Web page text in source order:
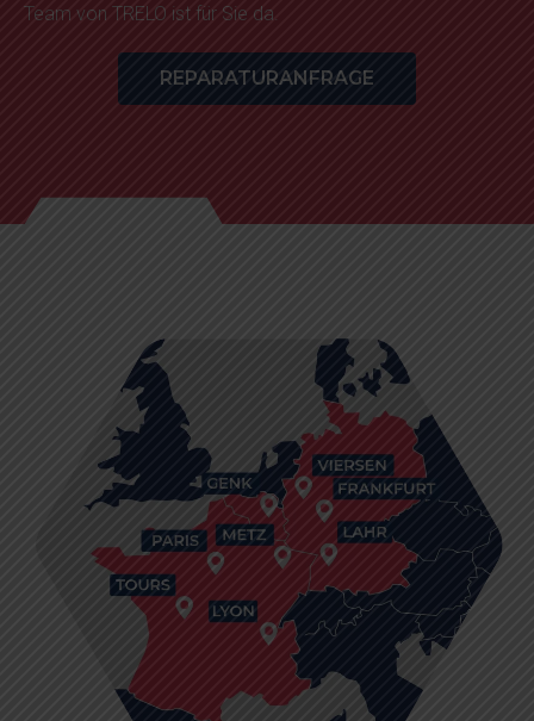
Team von TRELO ist für Sie da.
REPARATURANFRAGE